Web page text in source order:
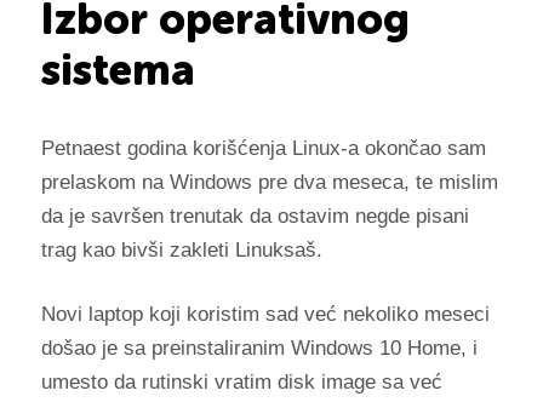
Izbor operativnog
sistema
Petnaest godina korišćenja Linux-a okončao sam
prelaskom na Windows pre dva meseca, te mislim
da je savršen trenutak da ostavim negde pisani
trag kao bivši zakleti Linuksaš.
Novi laptop koji koristim sad već nekoliko meseci
došao je sa preinstaliranim Windows 10 Home, i
umesto da rutinski vratim disk image sa već